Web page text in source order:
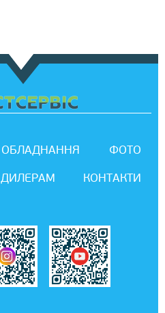
ОБЛАДНАННЯ
ФОТО
ДИЛЕРАМ КОНТАКТИ